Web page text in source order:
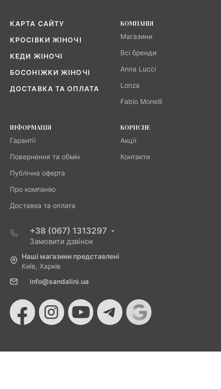
КАРТА САЙТУ
КРОСІВКИ ЖІНОЧІ
КЕДИ ЖІНОЧІ
БОСОНІЖКИ ЖІНОЧІ
ДОСТАВКА ТА ОПЛАТА
КОМПАНІЯ
Магазини
Всі бренди
Anna Lucci
Lonza
Fabio Monelli
ІНФОРМАЦІЯ
Гарантії
Повернення та обмін
Публічна оферта
Про компанію
Доставка та оплата
КОРИСНЕ
Акції
Контакти
+38 (067) 1313297
Замовити дзвінок
Наші магазини представлені
Київ, Харків
info@sandalini.ua